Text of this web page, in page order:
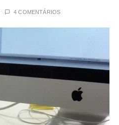
4 COMENTÁRIOS